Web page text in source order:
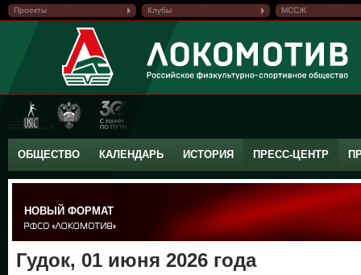
Проекты Клубы МССЖ
ОБЩЕСТВО КАЛЕНДАРЬ ИСТОРИЯ ПРЕСС-ЦЕНТР
НОВЫЙ ФОРМАТ
Гудок, 01 июня 2026 года